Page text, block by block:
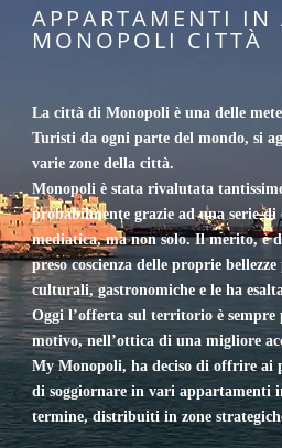
APPARTAMENTI IN
MONOPOLI CITTÀ
La città di Monopoli è una delle
Turisti da ogni parte del mondo, si
varie zone della città.
Monopoli è stata rivalutata
probabilmente grazie ad una serie di
mediatica, ma non solo. Il merito, è
preso coscienza delle proprie
culturali, gastronomiche e le ha
Oggi l’offerta sul territorio è sempre
motivo, nell’ottica di una migliore
My Monopoli, ha deciso di offrire ai
di soggiornare in vari appartamenti
termine, distribuiti in zone